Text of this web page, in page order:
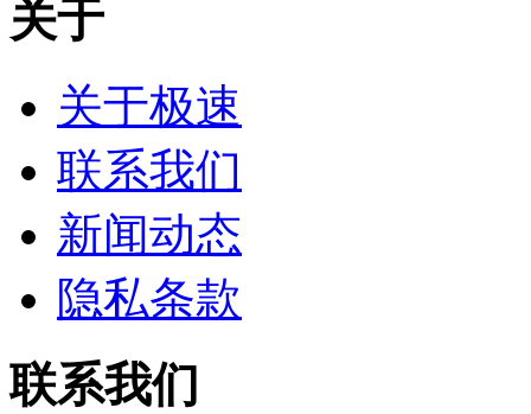
关于
关于极速
联系我们
新闻动态
隐私条款
联系我们